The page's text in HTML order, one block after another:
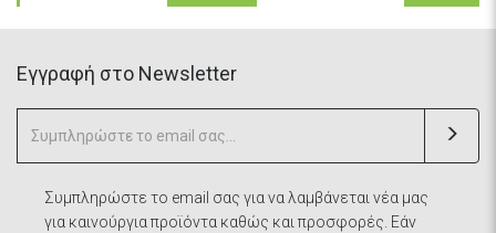
Eγγραφή στο Newsletter
Συμπληρώστε το email σας για να λαμβάνεται νέα μας
για καινούργια προϊόντα καθώς και προσφορές. Εάν